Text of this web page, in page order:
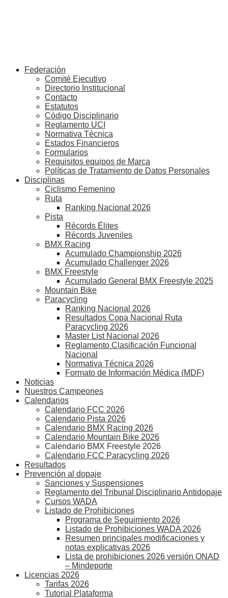
Federación
Comité Ejecutivo
Directorio Institucional
Contacto
Estatutos
Código Disciplinario
Reglamento UCI
Normativa Técnica
Estados Financieros
Formularios
Requisitos equipos de Marca
Políticas de Tratamiento de Datos Personales
Disciplinas
Ciclismo Femenino
Ruta
Ranking Nacional 2026
Pista
Récords Élites
Récords Juveniles
BMX Racing
Acumulado Championship 2026
Acumulado Challenger 2026
BMX Freestyle
Acumulado General BMX Freestyle 2025
Mountain Bike
Paracycling
Ranking Nacional 2026
Resultados Copa Nacional Ruta
Paracycling 2026
Master List Nacional 2026
Reglamento Clasificación Funcional
Nacional
Normativa Técnica 2026
Formato de Información Médica (MDF)
Noticias
Nuestros Campeones
Calendarios
Calendario FCC 2026
Calendario Pista 2026
Calendario BMX Racing 2026
Calendario Mountain Bike 2026
Calendario BMX Freestyle 2026
Calendario FCC Paracycling 2026
Resultados
Prevención al dopaje
Sanciones y Suspensiones
Reglamento del Tribunal Disciplinario Antidopaje
Cursos WADA
Listado de Prohibiciones
Programa de Seguimiento 2026
Listado de Prohibiciones WADA 2026
Resumen principales modificaciones y
notas explicativas 2026
Lista de prohibiciones 2026 versión ONAD
– Mindeporte
Licencias 2026
Tarifas 2026
Tutorial Plataforma